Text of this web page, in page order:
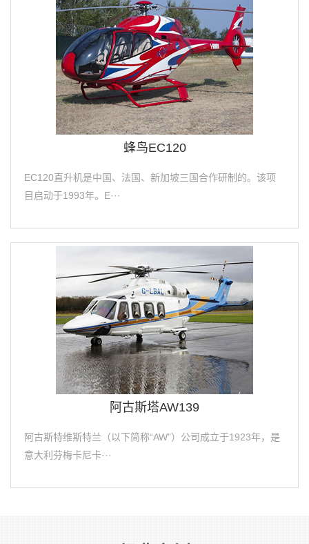
蜂鸟EC120
EC120直升机是中国、法国、新加坡三国合作研制的。该项
目启动于1993年。E···
阿古斯塔AW139
阿古斯特维斯特兰（以下简称“AW”）公司成立于1923年，是
意大利芬梅卡尼卡···